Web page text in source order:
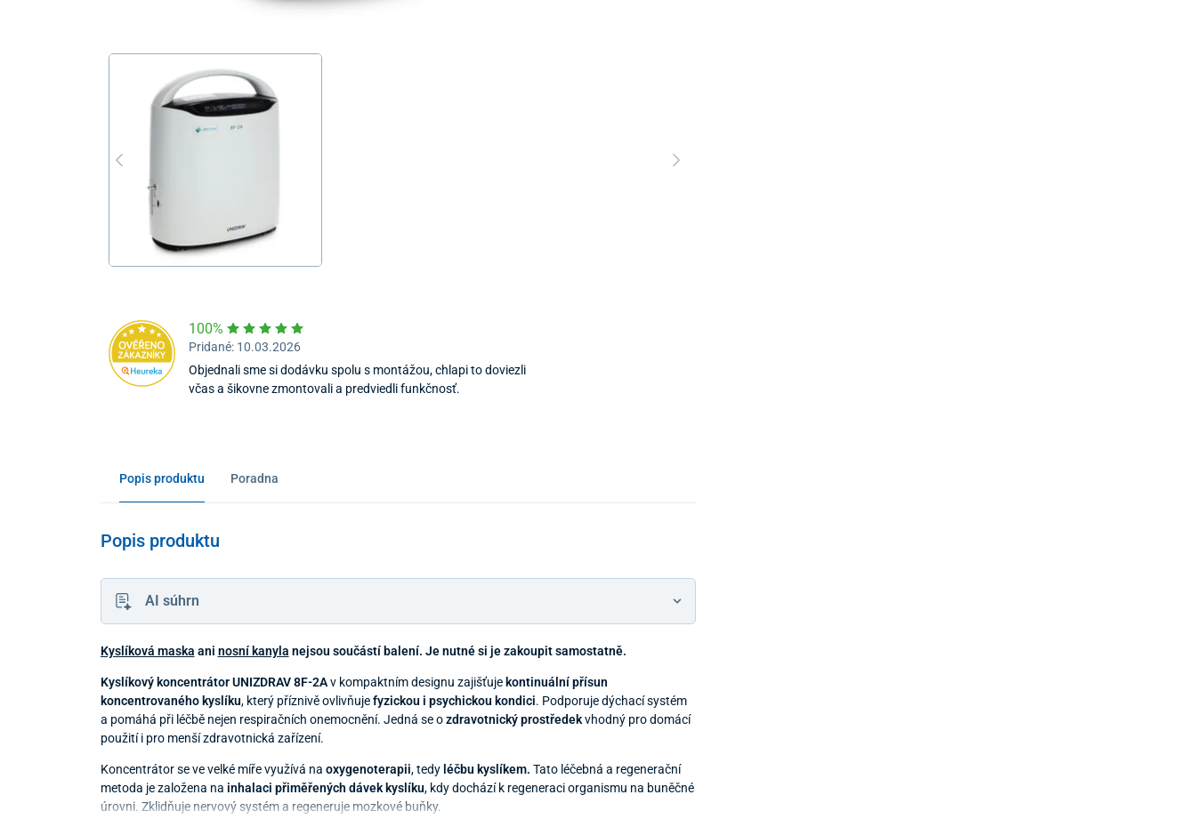
100%
Pridané: 10.03.2026
Objednali sme si dodávku spolu s montážou, chlapi to doviezli
včas a šikovne zmontovali a predviedli funkčnosť.
Popis produktu Poradna
Popis produktu
AI súhrn
Kyslíková maska ani nosní kanyla nejsou součástí balení. Je nutné si je zakoupit samostatně.
Kyslíkový koncentrátor UNIZDRAV 8F-2Av kompaktním designu zajišťuje kontinuální přísun
koncentrovaného kyslíku, který příznivě ovlivňujefyzickou i psychickou kondici. Podporuje dýchací systém
a pomáhá při léčbě nejen respiračních onemocnění. Jedná se ozdravotnický prostředekvhodný pro domácí
použití i pro menší zdravotnická zařízení.
Koncentrátor se ve velké míře využívá na oxygenoterapii, tedy léčbu kyslíkem. Tato léčebná a regenerační
metoda je založena na inhalaci přiměřených dávek kyslíku, kdy dochází k regeneraci organismu na buněčné
úrovni. Zklidňuje nervový systém a regeneruje mozkové buňky.